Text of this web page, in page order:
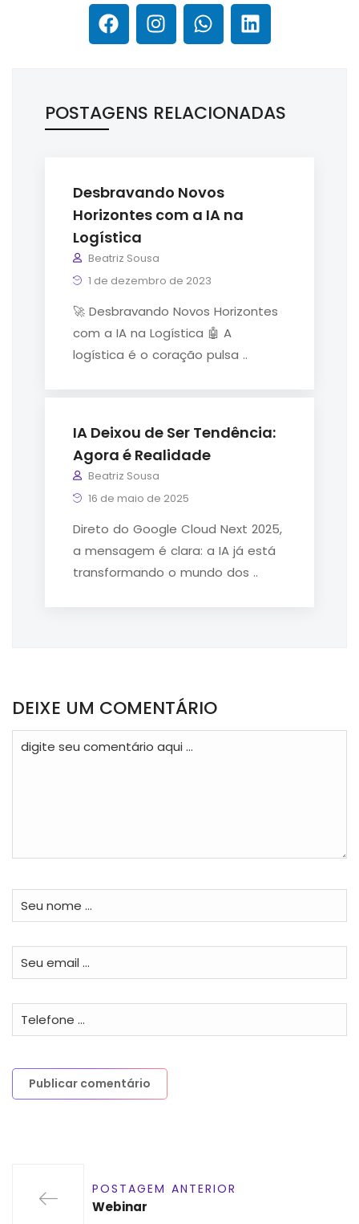
POSTAGENS RELACIONADAS
Desbravando Novos
Horizontes com a IA na
Logística
Beatriz Sousa
1 de dezembro de 2023
🚀 Desbravando Novos Horizontes
com a IA na Logística 🤖 A
logística é o coração pulsa ..
IA Deixou de Ser Tendência:
Agora é Realidade
Beatriz Sousa
16 de maio de 2025
Direto do Google Cloud Next 2025,
a mensagem é clara: a IA já está
transformando o mundo dos ..
DEIXE UM COMENTÁRIO
POSTAGEM ANTERIOR
Webinar